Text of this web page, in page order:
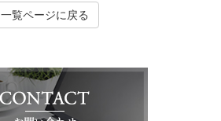
一覧ページに戻る